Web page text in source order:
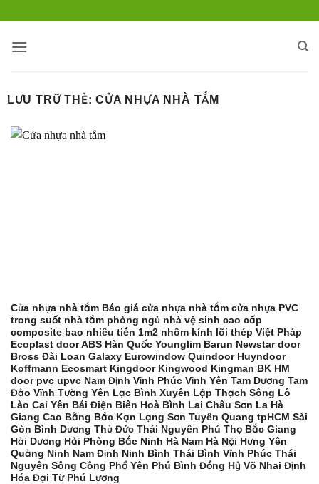
nội
LƯU TRỮ THẺ:CỬA NHỰA NHÀ TẮM
Cửa nhựa nhà tắm Báo giá cửa nhựa nhà tắm cửa nhựa PVC
trong suốt nhà tắm phòng ngủ nhà vệ sinh cao cấp
composite bao nhiêu tiền 1m2 nhôm kính lõi thép Việt Pháp
Ecoplast door ABS Hàn Quốc Younglim Barun Newstar door
Bross Đài Loan Galaxy Eurowindow Quindoor Huyndoor
Koffmann Ecosmart Kingdoor Kingwood Kingman BK HM
door pvc upvc Nam Định Vĩnh Phúc Vĩnh Yên Tam Dương Tam
Đảo Vĩnh Tường Yên Lạc Bình Xuyên Lập Thạch Sông Lô
Lào Cai Yên Bái Điện Biên Hoà Bình Lai Châu Sơn La Hà
Giang Cao Bằng Bắc Kạn Lạng Sơn Tuyên Quang tpHCM Sài
Gòn Bình Dương Thủ Đức Thái Nguyên Phú Thọ Bắc Giang
Hải Dương Hải Phòng Bắc Ninh Hà Nam Hà Nội Hưng Yên
Quảng Ninh Nam Định Ninh Bình Thái Bình Vĩnh Phúc Thái
Nguyên Sông Công Phổ Yên Phú Bình Đồng Hỷ Võ Nhai Định
Hóa Đại Từ Phú Lương